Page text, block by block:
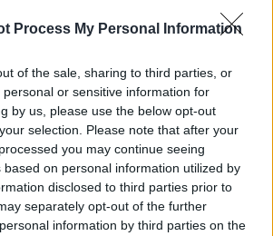
Process My Personal Information
of the sale, sharing to third parties, or
or sensitive information for
by us, please use the below opt-out
selection. Please note that after your
you may continue seeing
based on personal information utilized by
disclosed to third parties prior to
separately opt-out of the further
information by third parties on the